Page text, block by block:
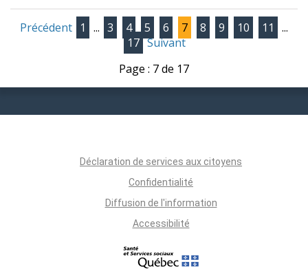
Précédent 1 ... 3 4 5 6 7 8 9 10 11
...
17 Suivant
Page : 7 de 17
Déclaration de services aux citoyens
Confidentialité
Diffusion de l'information
Accessibilité